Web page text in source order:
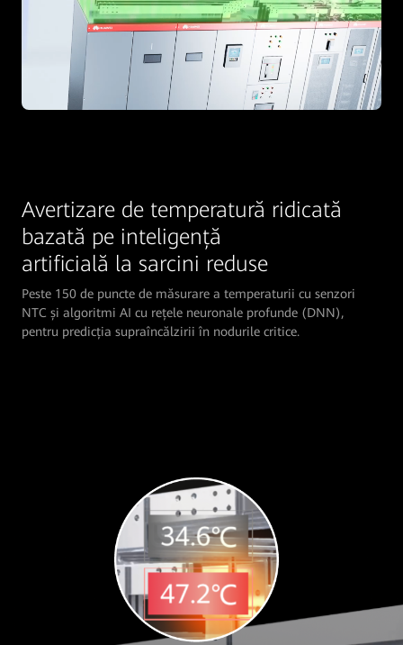
Avertizare de temperatură ridicată
bazată pe inteligență
artificială la sarcini reduse
Peste 150 de puncte de măsurare a temperaturii cu senzori
NTC și algoritmi AI cu rețele neuronale profunde (DNN),
pentru predicția supraîncălzirii în nodurile critice.